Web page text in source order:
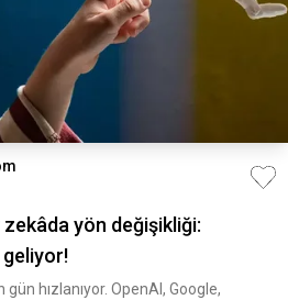
yön değişikliği:
hızlanıyor. OpenAI, Google,